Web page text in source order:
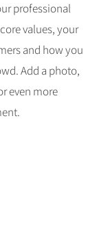
professional
values, your
and how you
Add a photo,
even more